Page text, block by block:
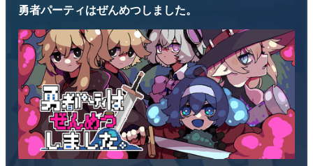
勇者パーティはぜんめつしました。